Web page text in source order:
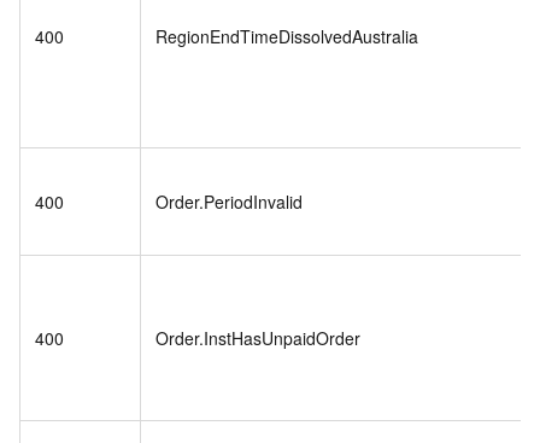
400 RegionEndTimeDissolvedAustralia
400 Order.PeriodInvalid
400 Order.InstHasUnpaidOrder